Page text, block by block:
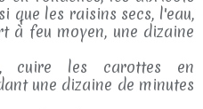
que les raisins secs, l'eau,
à feu moyen, une dizaine
cuire les carottes en
une dizaine de minutes